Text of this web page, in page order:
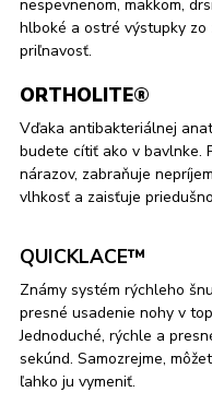
nespevnenom, mäkkom,
hlboké a ostré výstupky zo
priľnavosť.
ORTHOLITE®
Vďaka antibakteriálnej
budete cítiť ako v bavlnke.
nárazov, zabraňuje
vlhkosť a zaisťuje
QUICKLACE™
Známy systém rýchleho
presné usadenie nohy v
Jednoduché, rýchle a
sekúnd. Samozrejme,
ľahko ju vymeniť.